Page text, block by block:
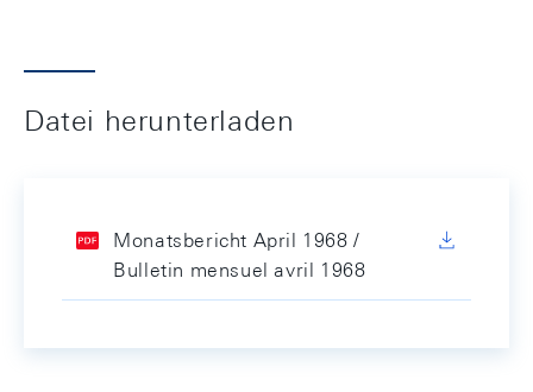
Datei herunterladen
Monatsbericht April 1968 /
Bulletin mensuel avril 1968